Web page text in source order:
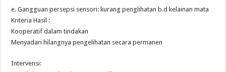
e. Gangguan persepsi sensori: kurang penglihatan b.d kelainan mata
Kriteria Hasil :
Kooperatif dalam tindakan
Menyadari hilangnya pengelihatan secara permanen
Intervensi: